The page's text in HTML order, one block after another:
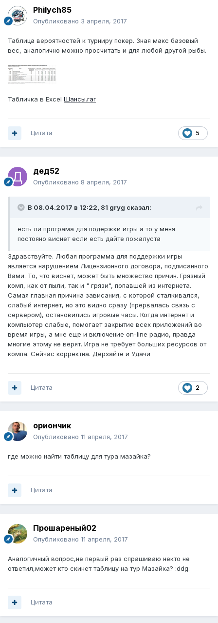
Philych85
Опубликовано 3 апреля, 2017
Таблица вероятностей к турниру покер. Зная макс базовый
вес, аналогично можно просчитать и для любой другой рыбы.
Табличка в Excel Шансы.rar
5
Цитата
дед52
Опубликовано 8 апреля, 2017
В 08.04.2017 в 12:22, 81 gryg сказал:
есть ли програма для подержки игры а то у меня
постояно виснет если есть дайте пожалуста
Здравствуйте. Любая программа для поддержки игры
является нарушением Лицензионного договора, подписанного
Вами. То, что виснет, может быть множество причин. Грязный
комп, как от пыли, так и " грязи", попавшей из интернета.
Самая главная причина зависания, с которой сталкивался,
слабый интернет, но это видно сразу (прервалась связь с
сервером), остановились игровые часы. Когда интернет и
компьютер слабые, помогает закрытие всех приложений во
время игры, а мне еще и включение on-line радио, правда
многие этому не верят. Игра не требует больших ресурсов от
компа. Сейчас корректна. Дерзайте и Удачи
2
Цитата
ориончик
Опубликовано 11 апреля, 2017
где можно найти таблицу для тура мазайка?
Цитата
Прошареный02
Опубликовано 11 апреля, 2017
Аналогичный вопрос,не первый раз спрашиваю некто не
ответил,может кто скинет таблицу на тур Мазайка? :ddg:
Цитата